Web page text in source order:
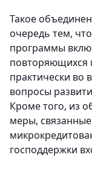
Такое
очередь тем,
программы
повторяющихся
практически во
вопросы
Кроме того, из
меры,
господдержки